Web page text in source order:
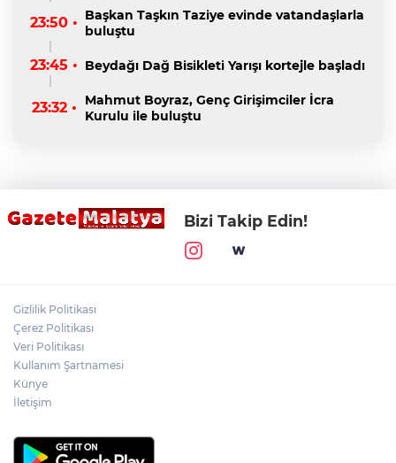
23:50 • Başkan Taşkın Taziye evinde vatandaşlarla
buluştu
23:45 • Beydağı Dağ Bisikleti Yarışı kortejle başladı
23:32 •
Mahmut Boyraz, Genç Girişimciler İcra
Kurulu ile buluştu
Bizi Takip Edin!
Gizlilik Politikası
Çerez Politikası
Veri Politikası
Kullanım Şartnamesi
Künye
İletişim